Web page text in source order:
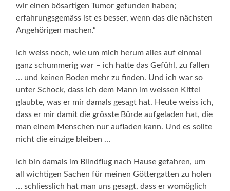
wir einen bösartigen Tumor gefunden haben;
erfahrungsgemäss ist es besser, wenn das die nächsten
Angehörigen machen.“
Ich weiss noch, wie um mich herum alles auf einmal
ganz schummerig war – ich hatte das Gefühl, zu fallen
… und keinen Boden mehr zu finden. Und ich war so
unter Schock, dass ich dem Mann im weissen Kittel
glaubte, was er mir damals gesagt hat. Heute weiss ich,
dass er mir damit die grösste Bürde aufgeladen hat, die
man einem Menschen nur aufladen kann. Und es sollte
nicht die einzige bleiben …
Ich bin damals im Blindflug nach Hause gefahren, um
all wichtigen Sachen für meinen Göttergatten zu holen
… schliesslich hat man uns gesagt, dass er womöglich